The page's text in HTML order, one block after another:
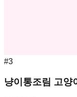
#3
냥이통조림 고양